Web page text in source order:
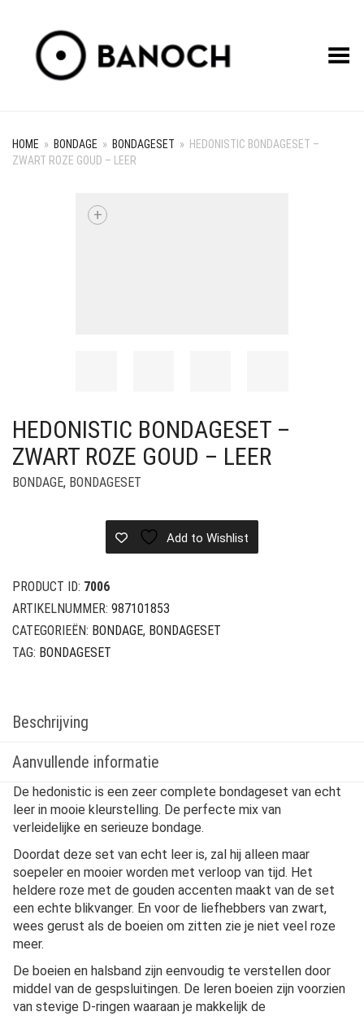
Toggle Menu
HOME » BONDAGE » BONDAGESET » HEDONISTIC BONDAGESET –
ZWART ROZE GOUD – LEER
+
HEDONISTIC BONDAGESET –
ZWART ROZE GOUD – LEER
BONDAGE, BONDAGESET
Add to Wishlist
PRODUCT ID: 7006
ARTIKELNUMMER: 987101853
CATEGORIEËN: BONDAGE, BONDAGESET
TAG: BONDAGESET
Beschrijving
Aanvullende informatie
De hedonistic is een zeer complete bondageset van echt
leer in mooie kleurstelling. De perfecte mix van
verleidelijke en serieuze bondage.
Doordat deze set van echt leer is, zal hij alleen maar
soepeler en mooier worden met verloop van tijd. Het
heldere roze met de gouden accenten maakt van de set
een echte blikvanger. En voor de liefhebbers van zwart,
wees gerust als de boeien om zitten zie je niet veel roze
meer.
De boeien en halsband zijn eenvoudig te verstellen door
middel van de gespsluitingen. De leren boeien zijn voorzien
van stevige D-ringen waaraan je makkelijk de